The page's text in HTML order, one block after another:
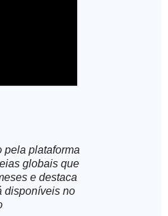
pela plataforma
globais que
e destaca
disponíveis no